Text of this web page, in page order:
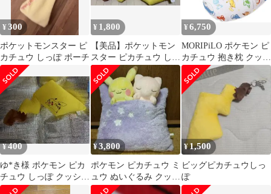
¥300
ポケットモンスター ピ
カチュウ しっぽ ポーチ
¥ 1,800
【美品】ポケットモン
スター ピカチュウ しっ
ぽ クッション
¥6,750
MORIPiLO ポケモン ピ
カチュウ 抱き枕 クッシ
ョン 約70cm 低反発 洗
えるカバー マイクロ生
地 ベージュ スマホ操作
読書 お昼寝 包まれまく
ら ヒーリング
¥400
ゆ*き様 ポケモン ピカ
チュウ しっぽ クッショ
ン
¥3,800
ポケモン ピカチュウ ミ
ュウ ぬいぐるみ クッシ
ョン 寝具
¥1,500
ビッグピカチュウしっ
ぽ